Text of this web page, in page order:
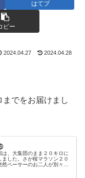
はてブ
ピー
2024.04.27 2024.04.28
でをお届けまし
、大集団のまま２０キロに
した。さが桜マラソン２０
ペーサーのお二人が別々に